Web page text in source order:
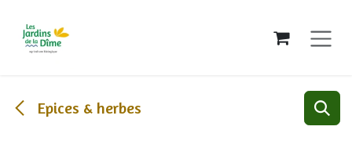
Epices & herbes